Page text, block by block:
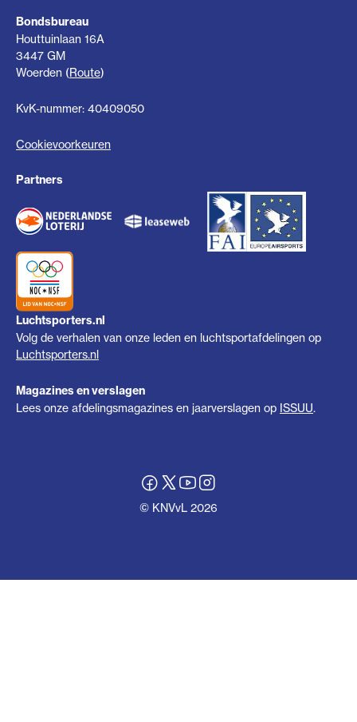
Bondsbureau
Houttuinlaan 16A
3447 GM
Woerden (Route)
KvK-nummer: 40409050
Cookievoorkeuren
Partners
Luchtsporters.nl
Volg de verhalen van onze leden en luchtsportafdelingen op
Luchtsporters.nl
Magazines en verslagen
Lees onze afdelingsmagazines en jaarverslagen op ISSUU.
© KNVvL 2026